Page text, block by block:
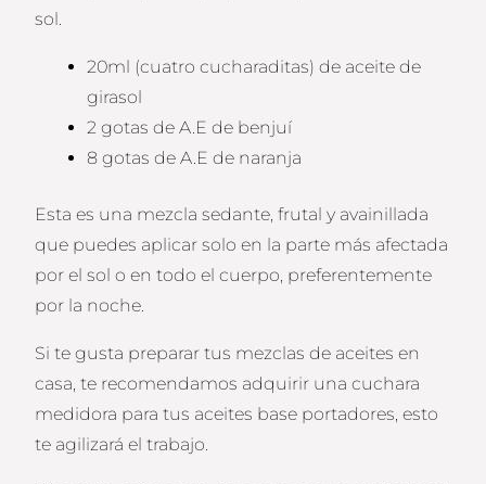
sol.
20ml (cuatro cucharaditas) de aceite de
girasol
2 gotas de A.E de benjuí
8 gotas de A.E de naranja
Esta es una mezcla sedante, frutal y avainillada
que puedes aplicar solo en la parte más afectada
por el sol o en todo el cuerpo, preferentemente
por la noche.
Si te gusta preparar tus mezclas de aceites en
casa, te recomendamos adquirir una cuchara
medidora para tus aceites base portadores, esto
te agilizará el trabajo.